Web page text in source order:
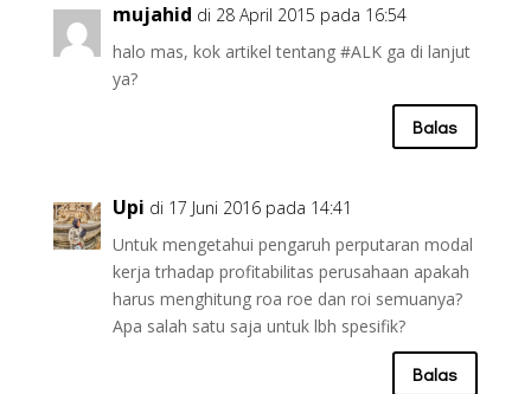
mujahid di 28 April 2015 pada 16:54
halo mas, kok artikel tentang #ALK ga di lanjut
ya?
Balas
Upi di 17 Juni 2016 pada 14:41
Untuk mengetahui pengaruh perputaran modal
kerja trhadap profitabilitas perusahaan apakah
harus menghitung roa roe dan roi semuanya?
Apa salah satu saja untuk lbh spesifik?
Balas